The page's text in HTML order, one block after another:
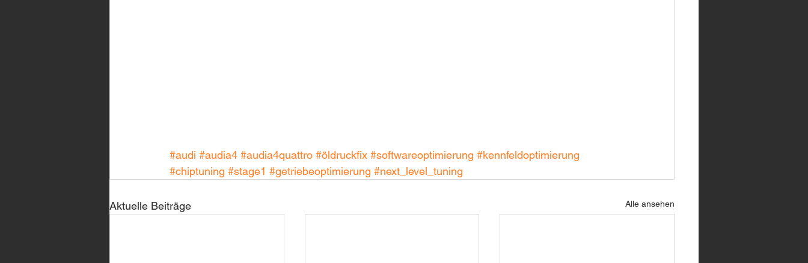
#audi #audia4 #audia4quattro #öldruckfix #softwareoptimierung #kennfeldoptimierung
#chiptuning #stage1 #getriebeoptimierung #next_level_tuning
Aktuelle Beiträge Alle ansehen